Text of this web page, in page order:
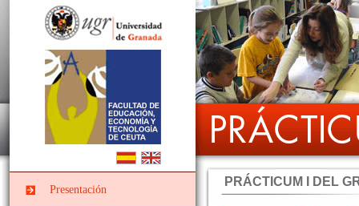
Presentación
PRÁCTICUM I DEL